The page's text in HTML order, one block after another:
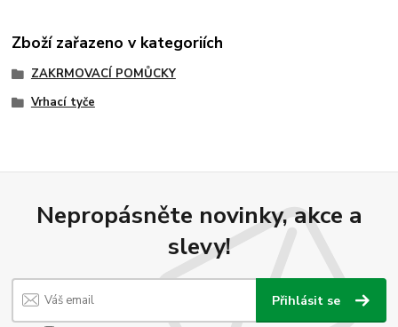
Zboží zařazeno v kategoriích
ZAKRMOVACÍ POMŮCKY
Vrhací tyče
Nepropásněte novinky, akce a
slevy!
Přihlásit se